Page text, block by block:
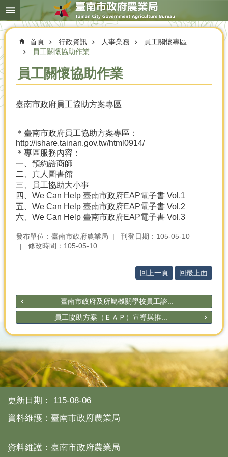
跳到主要內容區塊
搜
尋
進
局
況
選
農
民
服
務
站
行
政
資
訊
網
導
首頁 行政資訊 人事業務
員工關懷專區
員工關懷協助作業
員工關懷協助作業
臺南市政府員工協助方案專區
＊臺南市政府員工協助方案專區：
http://ishare.tainan.gov.tw/html0914/
＊專區服務內容：
一、預約諮商師
二、真人圖書館
三、員工協助大小事
四、 We Can Help 臺南市政府EAP電子書 Vol.1
五、 We Can Help 臺南市政府EAP電子書 Vol.2
六、We Can Help 臺南市政府EAP電子書 Vol.3
發布單位：臺南市政府農業局
刊登日期：105-05-10
修改時間：105-05-10
回上一頁 回最上面
臺南市政府及所屬機關學校員工諮...
員工協助方案（ＥＡＰ）宣導與推...
更新日期：
115-08-06
資料維護：臺南市政府農業局
資料維護：臺南市政府農業局